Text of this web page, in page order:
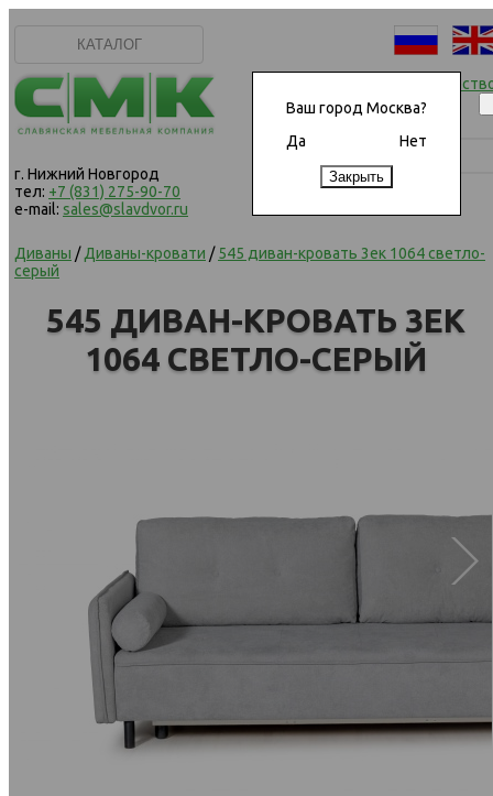
Ваш город Москва?
Да
Нет
КАТАЛОГ
г. Нижний Новгород
тел: +7 (831) 275-90-70
e-mail: sales@slavdvor.ru
Начать
Диваны /Диваны-кровати /545 диван-кровать 3ек 1064 светло-
серый
545 ДИВАН-КРОВАТЬ 3ЕК
1064 СВЕТЛО-СЕРЫЙ